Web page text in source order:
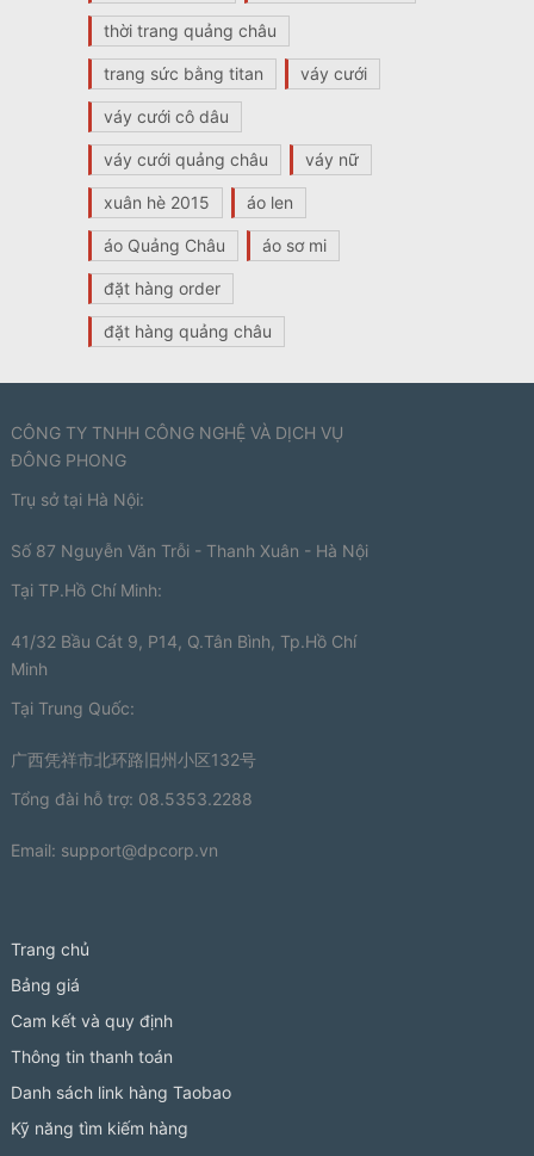
thời trang quảng châu
trang sức bằng titan váy cưới
váy cưới cô dâu
váy cưới quảng châu váy nữ
xuân hè 2015 áo len
áo Quảng Châu áo sơ mi
đặt hàng order
đặt hàng quảng châu
CÔNG TY TNHH CÔNG NGHỆ VÀ DỊCH VỤ
ĐÔNG PHONG
Trụ sở tại Hà Nội:
Số 87 Nguyễn Văn Trỗi - Thanh Xuân - Hà Nội
Tại TP.Hồ Chí Minh:
41/32 Bầu Cát 9, P14, Q.Tân Bình, Tp.Hồ Chí
Minh
Tại Trung Quốc:
广西凭祥市北环路旧州小区132号
Tổng đài hỗ trợ: 08.5353.2288
Email: support@dpcorp.vn
Trang chủ
Bảng giá
Cam kết và quy định
Thông tin thanh toán
Danh sách link hàng Taobao
Kỹ năng tìm kiếm hàng